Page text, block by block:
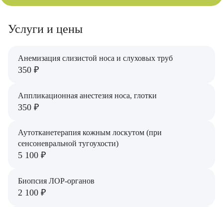
Оперблок
Услуги и цены
Анемизация слизистой носа и слуховых труб
350 ₽
Аппликационная анестезия носа, глотки
350 ₽
Аутотканетерапия кожным лоскутом (при
сенсоневральной тугоухости)
5 100 ₽
Биопсия ЛОР-органов
2 100 ₽